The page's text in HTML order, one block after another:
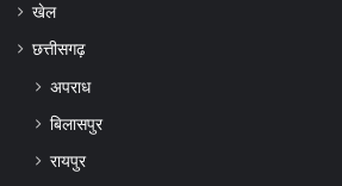
खेल
छत्तीसगढ़
अपराध
बिलासपुर
रायपुर